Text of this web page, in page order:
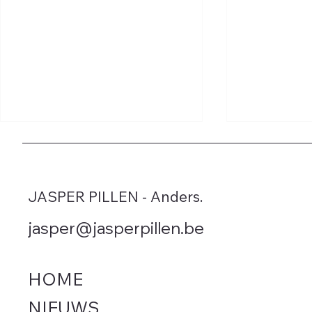
Vlaming met extra autotaks
JASPER PILLEN - Anders.
jasper@jasperpillen.be
HOME